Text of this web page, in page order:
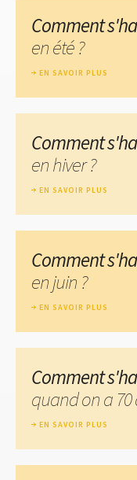
Comment
en été ?
EN SAVOIR PLUS
Comment
en hiver ?
EN SAVOIR PLUS
Comment
en juin ?
EN SAVOIR PLUS
Comment
quand on a 70
EN SAVOIR PLUS